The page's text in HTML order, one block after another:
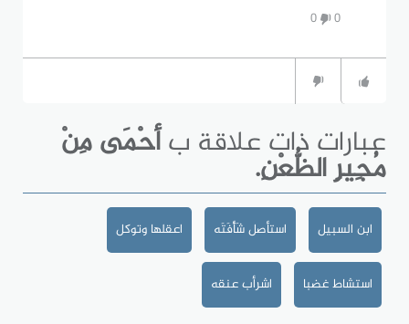
0
0
عبارات ذات علاقة بأحْمَى مِنْ
مُجِيرِ الظُّعْنِ.
ابن السبيل استأصل شَأْفَتَه اعقلها وتوكل
استشاط غضبا اشرأب عنقه